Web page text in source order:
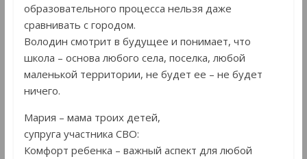
образовательного процесса нельзя даже
сравнивать с городом.
Володин смотрит в будущее и понимает, что
школа – основа любого села, поселка, любой
маленькой территории, не будет ее – не будет
ничего.
Мария – мама троих детей,
супруга участника СВО:
Комфорт ребенка – важный аспект для любой